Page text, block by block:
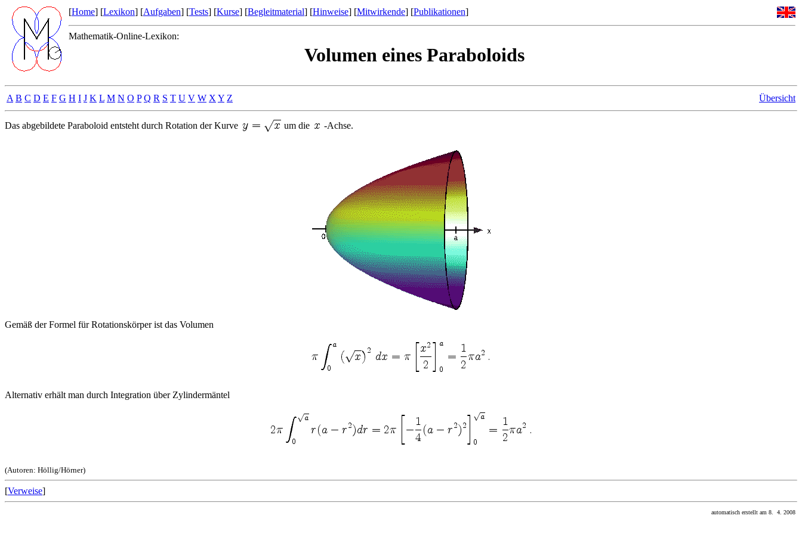
[Home] [Lexikon] [Aufgaben] [Tests] [Kurse] [Begleitmaterial] [Hinweise] [Mitwirkende] [Publikationen]
Mathematik-Online-Lexikon:
Volumen eines Paraboloids
A B C D E F G H I J K L M N O P Q R S T U V W X Y Z Übersicht
Das abgebildete Paraboloid entsteht durch Rotation der Kurve um die -Achse.
Gemäß der Formel für Rotationskörper ist das Volumen
Alternativ erhält man durch Integration über Zylindermäntel
(Autoren: Höllig/Hörner)
[Verweise]
automatisch erstellt am 8. 4. 2008